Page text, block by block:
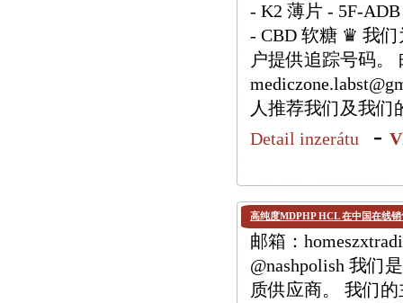
- K2 薄片 - 5F-
- CBD 软糖 ♛ 我们
户提供追踪号码。
人推荐我们及我们
Detail inzerátu
-
高纯度MDPHP HCL 在中国在线销
邮箱：
@nashpolish 我们
质供应商。 我们